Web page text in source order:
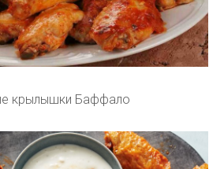
крылышки Баффало